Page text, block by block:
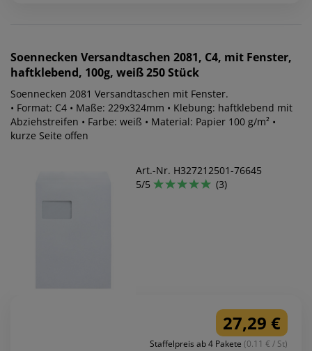
Soennecken Versandtaschen 2081, C4, mit Fenster,
haftklebend, 100g, weiß 250 Stück
Soennecken 2081 Versandtaschen mit Fenster.
• Format: C4 • Maße: 229x324mm • Klebung: haftklebend mit
Abziehstreifen • Farbe: weiß • Material: Papier 100 g/m² •
kurze Seite offen
Art.-Nr. H327212501-76645
5/5
(3)
27,29 €
Staffelpreis ab 4 Pakete (0.11 € / St)